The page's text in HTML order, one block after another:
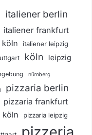
italiener berlin
italiener frankfurt
köln italiener leipzig
köln leipzig
nürnberg
pizzaria berlin
pizzaria frankfurt
köln pizzaria leipzig